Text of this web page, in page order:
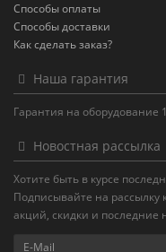
Способы оплаты
Способы доставки
Как сделать заказ?
Наша гарантия
Гарантия на оборудование
Новостная рассылка
Хотите быть в курсе
Подписывайте на рассылку
акций, скидки и последние